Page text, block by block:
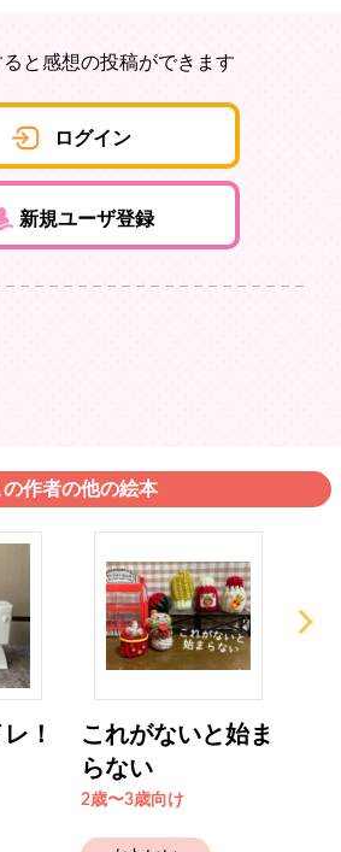
ると感想の投稿ができます
ログイン
新規ユーザ登録
の作者の他の絵本
！
これがないと始ま
らない
2歳〜3歳向け